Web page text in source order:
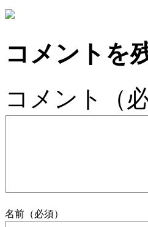
コメントを
コメント（必
名前（必須）